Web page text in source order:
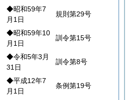
◆昭和59年7
月1日
規則第29号
◆昭和59年10
月1日
訓令第15号
◆令和5年3月
31日
訓令第8号
◆平成12年7
月1日
条例第19号